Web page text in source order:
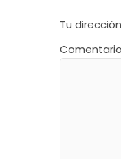
Tu
Comentario